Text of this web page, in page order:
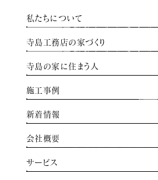
私たちについて
寺島工務店の家づくり
寺島の家に住まう人
施工事例
新着情報
会社概要
サービス